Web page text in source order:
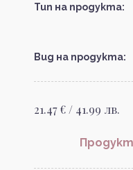
Тип на продукта:
Вид на продукта:
21.47 € / 41.99 лв.